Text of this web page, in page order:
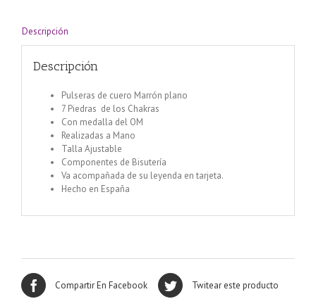
cantidad
Descripción
Descripción
Pulseras de cuero Marrón plano
7 Piedras de los Chakras
Con medalla del OM
Realizadas a Mano
Talla Ajustable
Componentes de Bisutería
Va acompañada de su leyenda en tarjeta.
Hecho en España
Compartir En Facebook Twitear este producto